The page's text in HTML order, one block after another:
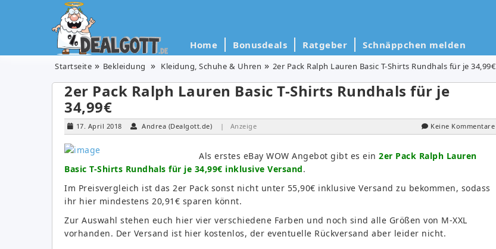
Home Bonusdeals Ratgeber Schnäppchen melden
Startseite Bekleidung Kleidung, Schuhe & Uhren 2er Pack Ralph Lauren Basic T-Shirts Rundhals für je 34,99€
2er Pack Ralph Lauren Basic T-Shirts Rundhals für je
34,99€
17. April 2018 Andrea (Dealgott.de) | Anzeige Keine Kommentare
Als erstes eBay WOW Angebot gibt es ein 2er Pack Ralph Lauren
Basic T-Shirts Rundhals für je 34,99€ inklusive Versand.
Im Preisvergleich ist das 2er Pack sonst nicht unter 55,90€ inklusive Versand zu bekommen, sodass
ihr hier mindestens 20,91€ sparen könnt.
Zur Auswahl stehen euch hier vier verschiedene Farben und noch sind alle Größen von M-XXL
vorhanden. Der Versand ist hier kostenlos, der eventuelle Rückversand aber leider nicht.